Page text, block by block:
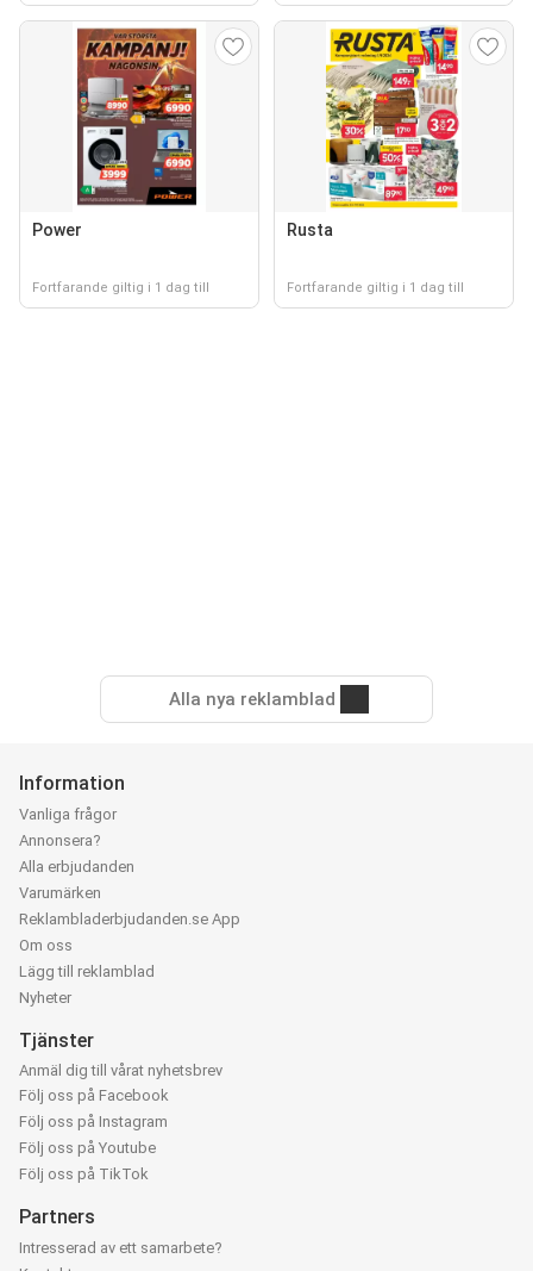
Power
Fortfarande giltig i 1 dag till
Rusta
Fortfarande giltig i 1 dag till
Alla nya reklamblad
Information
Vanliga frågor
Annonsera?
Alla erbjudanden
Varumärken
Reklambladerbjudanden.se App
Om oss
Lägg till reklamblad
Nyheter
Tjänster
Anmäl dig till vårat nyhetsbrev
Följ oss på Facebook
Följ oss på Instagram
Följ oss på Youtube
Följ oss på TikTok
Partners
Intresserad av ett samarbete?